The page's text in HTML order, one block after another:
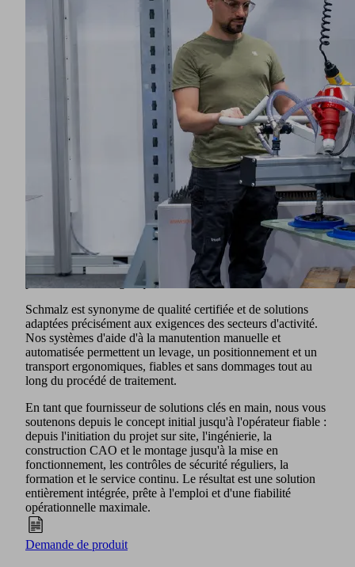
besoin de solutions de manipulation ergonomiques,
modernes et fiables en termes de procédés ne cesse donc de
Qu'il s'agisse de lourdes plaques d'acier blindé, de plaques
balistiques, de caisses de munitions, de grands composants
structurels, de sections de véhicules soudées, de composants
pour les systèmes de protection ou d'unités d'assemblage
sensibles : Schmalz assure des procédés fluides grâce à des
solutions de manipulation adaptées.
En plus d'un large éventail de géométries de pièces, nous
couvrons également une vaste gamme de matières,
notamment les métaux, la céramique, les polymères et les
matériaux composites tels que le verre blindé, les matériaux
naturels et les fibres tels que le bois et le carton, ainsi que
divers matériaux spéciaux, par exemple les matériaux
fonctionnels pour l'optique ou les semi-conducteurs. Cela
permet d'assurer la sécurité et la stabilité de vos procédés de
production et de logistique.
Schmalz est synonyme de qualité certifiée et de solutions
adaptées précisément aux exigences des secteurs d'activité.
Nos systèmes d'aide d'à la manutention manuelle et
automatisée permettent un levage, un positionnement et un
transport ergonomiques, fiables et sans dommages tout au
long du procédé de traitement.
En tant que fournisseur de solutions clés en main, nous vous
soutenons depuis le concept initial jusqu'à l'opérateur fiable :
depuis l'initiation du projet sur site, l'ingénierie, la
construction CAO et le montage jusqu'à la mise en
fonctionnement, les contrôles de sécurité réguliers, la
formation et le service continu. Le résultat est une solution
entièrement intégrée, prête à l'emploi et d'une fiabilité
opérationnelle maximale.
Demande de produit